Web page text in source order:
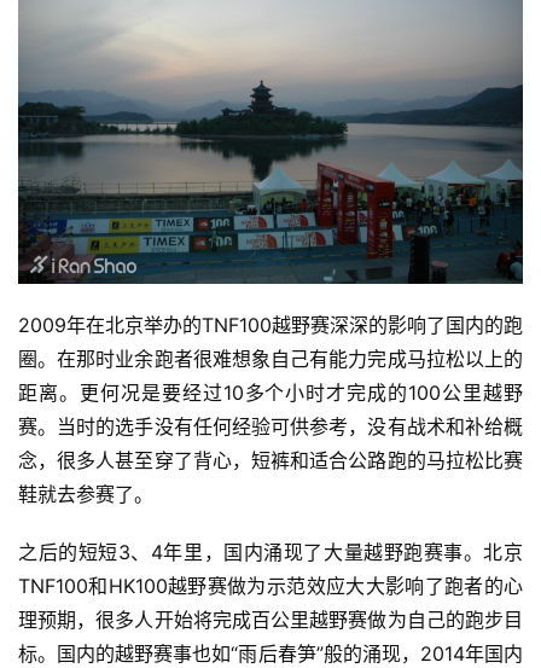
2009年在北京举办的TNF100越野赛深深的影响了国内的跑
圈。在那时业余跑者很难想象自己有能力完成马拉松以上的
距离。更何况是要经过10多个小时才完成的100公里越野
赛。当时的选手没有任何经验可供参考，没有战术和补给概
念，很多人甚至穿了背心，短裤和适合公路跑的马拉松比赛
鞋就去参赛了。
之后的短短3、4年里，国内涌现了大量越野跑赛事。北京
TNF100和HK100越野赛做为示范效应大大影响了跑者的心
理预期，很多人开始将完成百公里越野赛做为自己的跑步目
标。国内的越野赛事也如“雨后春笋”般的涌现，2014年国内